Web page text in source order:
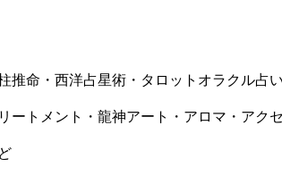
推命・西洋占星術・タロットオラクル占
ートメント・龍神アート・アロマ・アク